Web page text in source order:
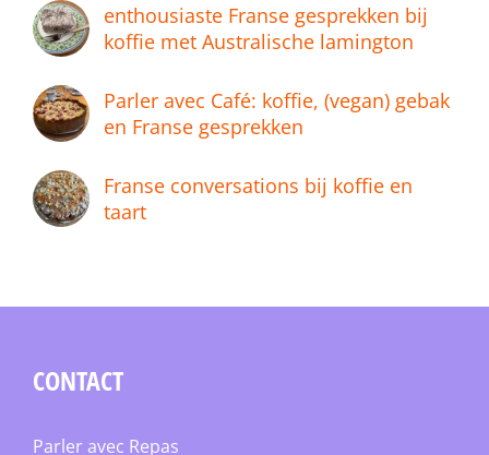
enthousiaste Franse gesprekken bij
koffie met Australische lamington
Parler avec Café: koffie, (vegan) gebak
en Franse gesprekken
Franse conversations bij koffie en
taart
CONTACT
Parler avec Repas